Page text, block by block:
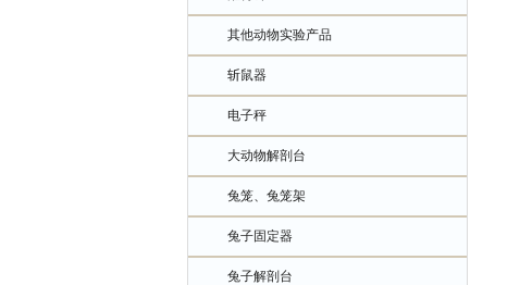
其他动物实验产品
斩鼠器
电子秤
大动物解剖台
兔笼、兔笼架
兔子固定器
兔子解剖台